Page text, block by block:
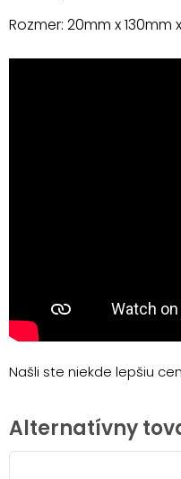
Rozmer: 20mm x 130mm
Našli ste niekde lepšiu
Alternatívny